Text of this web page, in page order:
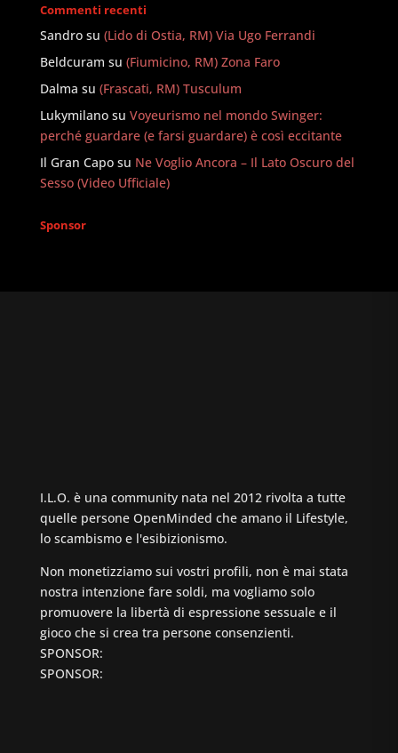
Commenti recenti
Sandrosu (Lido di Ostia, RM) Via Ugo Ferrandi
Beldcuram su (Fiumicino, RM) Zona Faro
Dalma su (Frascati, RM) Tusculum
Lukymilanosu Voyeurismo nel mondo Swinger:
perché guardare (e farsi guardare) è così eccitante
Il Gran Caposu Ne Voglio Ancora – Il Lato Oscuro del
Sesso (Video Ufficiale)
Sponsor
I.L.O. è una community nata nel 2012 rivolta a tutte
quelle persone OpenMinded che amano il Lifestyle,
lo scambismo e l'esibizionismo.
Non monetizziamo sui vostri profili, non è mai stata
nostra intenzione fare soldi, ma vogliamo solo
promuovere la libertà di espressione sessuale e il
gioco che si crea tra persone consenzienti.
SPONSOR:
SPONSOR: